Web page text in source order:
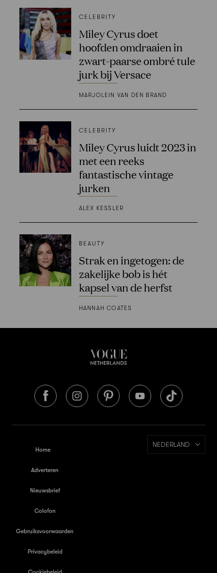
CELEBRITY
Miley Cyrus doet
hoofden omdraaien in
zwart-paarse ombré tule
jurk bij Versace
MARJOLEIN VAN DEN BRAND
CELEBRITY
Miley Cyrus luidt 2023 in
met een reeks
fantastische vintage
jurken
ALEX KESSLER
BEAUTY
Strak en ingetogen: de
zakelijke bob is hét
kapsel van de herfst
HANNAH COATES
Home
Adverteren
Nieuwsbrief
Colofon
Gebruiksvoorwaarden
Privacybeleid
NEDERLAND